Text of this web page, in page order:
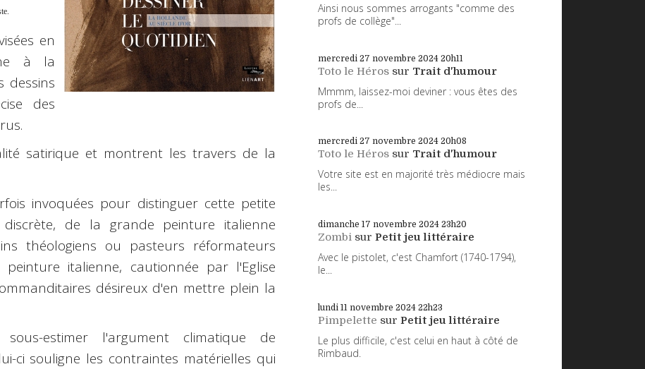
en
à la
dessins
des
satirique et montrent les travers de la
invoquées pour distinguer cette petite
discrète, de la grande peinture italienne
théologiens ou pasteurs réformateurs
italienne, cautionnée par l'Eglise
désireux d'en mettre plein la
estimer l'argument climatique de
ci souligne les contraintes matérielles qui
Ainsi nous sommes arrogants "comme des
profs de collège"...
mercredi 27 novembre 2024 20h11
Toto le Héros sur Trait d'humour
Mmmm, laissez-moi deviner : vous êtes des
profs de...
mercredi 27 novembre 2024 20h08
Toto le Héros sur Trait d'humour
Votre site est en majorité très médiocre mais
les...
dimanche 17 novembre 2024 23h20
Zombi sur Petit jeu littéraire
Avec le pistolet, c'est Chamfort (1740-1794),
le...
lundi 11 novembre 2024 22h23
Pimpelette sur Petit jeu littéraire
Le plus difficile, c'est celui en haut à côté de
Rimbaud.